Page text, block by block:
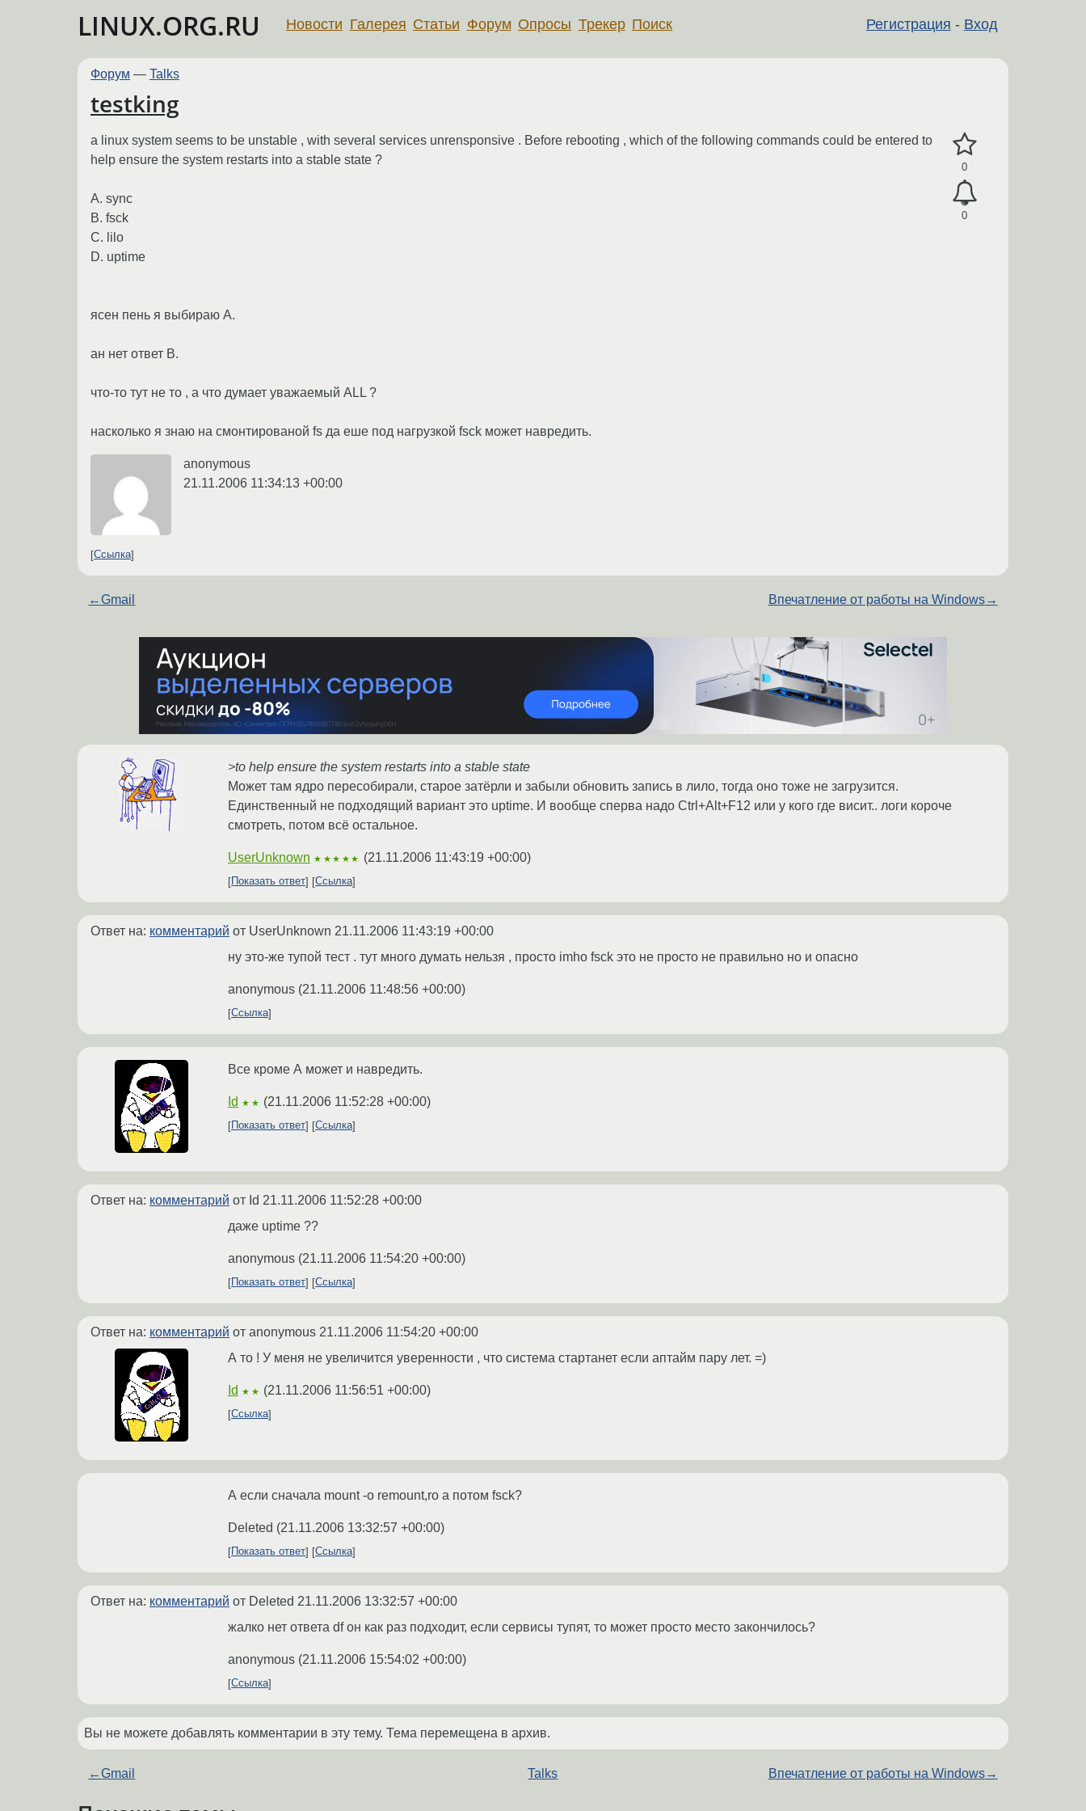
LINUX.ORG.RU Регистрация - Вход
Новости Галерея Статьи Форум Опросы Трекер Поиск
Форум — Talks
testking
0
0
a linux system seems to be unstable , with several services unrensponsive . Before rebooting , which of the following commands could be entered to
help ensure the system restarts into a stable state ?
A. sync
B. fsck
C. lilo
D. uptime
ясен пень я выбираю А.
ан нет ответ B.
что-то тут не то , а что думает уважаемый ALL ?
насколько я знаю на смонтированой fs да еше под нагрузкой fsck может навредить.
anonymous
21.11.2006 11:34:13 +00:00
Ссылка
←Gmail Впечатление от работы на Windows→
>to help ensure the system restarts into a stable state
Может там ядро пересобирали, старое затёрли и забыли обновить запись в лило, тогда оно тоже не загрузится.
Единственный не подходящий вариант это uptime. И вообще сперва надо Ctrl+Alt+F12 или у кого где висит.. логи короче
смотреть, потом всё остальное.
UserUnknown ★★★★★ (21.11.2006 11:43:19 +00:00)
Показать ответ Ссылка
Ответ на: комментарий от UserUnknown 21.11.2006 11:43:19 +00:00
ну это-же тупой тест . тут много думать нельзя , просто imho fsck это не просто не правильно но и опасно
anonymous (21.11.2006 11:48:56 +00:00)
Ссылка
Все кроме А может и навредить.
Id ★★ (21.11.2006 11:52:28 +00:00)
Показать ответ Ссылка
Ответ на: комментарий от Id 21.11.2006 11:52:28 +00:00
даже uptime ??
anonymous (21.11.2006 11:54:20 +00:00)
Показать ответ Ссылка
Ответ на: комментарий от anonymous 21.11.2006 11:54:20 +00:00
А то ! У меня не увеличится уверенности , что система стартанет если аптайм пару лет. =)
Id ★★ (21.11.2006 11:56:51 +00:00)
Ссылка
А если сначала mount -o remount,ro а потом fsck?
Deleted (21.11.2006 13:32:57 +00:00)
Показать ответ Ссылка
Ответ на: комментарий от Deleted 21.11.2006 13:32:57 +00:00
жалко нет ответа df он как раз подходит, если сервисы тупят, то может просто место закончилось?
anonymous (21.11.2006 15:54:02 +00:00)
Ссылка
Вы не можете добавлять комментарии в эту тему. Тема перемещена в архив.
←Gmail Talks Впечатление от работы на Windows→